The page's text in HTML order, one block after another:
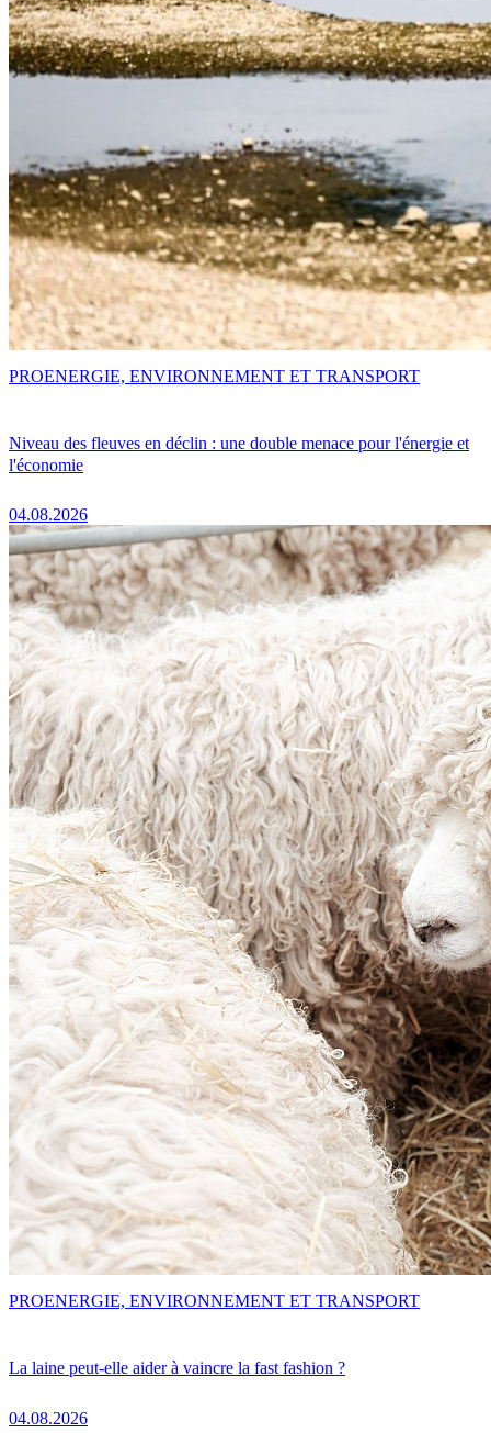
Niveau des fleuves en déclin : une double menace pour l'énergie et
l'économie
04.08.2026
PROENERGIE, ENVIRONNEMENT ET TRANSPORT
La laine peut-elle aider à vaincre la fast fashion ?
04.08.2026
PROENERGIE, ENVIRONNEMENT ET TRANSPORT